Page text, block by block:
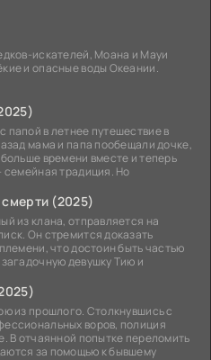
искателей, Моана и Мауи
и опасные воды Океании.
папой в летнее путешествие в
мама и папа пообещали дочке,
времени вместе и теперь
семейная традиция. Но
(2025)
из клана, отправляется на
Он стремится доказать
что достоин быть частью
девушку Тию и
из прошлого. Столкнувшись с
воров, полиция
В отчаянной попытке переломить
за помощью к бывшему